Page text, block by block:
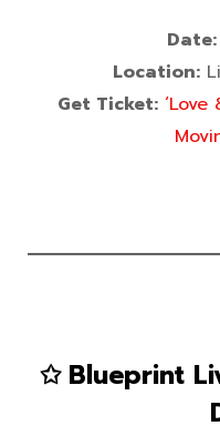
Date:
Location:
Get Ticket:
✩ Blueprint